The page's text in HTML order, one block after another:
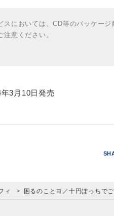
においては、CD等のパッケー
意ください。
3月10日発売
ィ 困るのことヨ／十円ぽっちで